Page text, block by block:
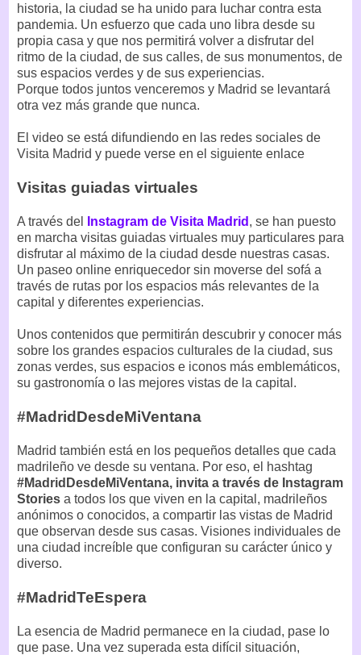
historia, la ciudad se ha unido para luchar contra esta
pandemia. Un esfuerzo que cada uno libra desde su
propia casa y que nos permitirá volver a disfrutar del
ritmo de la ciudad, de sus calles, de sus monumentos, de
sus espacios verdes y de sus experiencias.
Porque todos juntos venceremos y Madrid se levantará
otra vez más grande que nunca.
El video se está difundiendo en las redes sociales de
Visita Madrid y puede verse en el siguiente enlace
Visitas guiadas virtuales
A través del Instagram de Visita Madrid , se han puesto
en marcha visitas guiadas virtuales muy particulares para
disfrutar al máximo de la ciudad desde nuestras casas.
Un paseo online enriquecedor sin moverse del sofá a
través de rutas por los espacios más relevantes de la
capital y diferentes experiencias.
Unos contenidos que permitirán descubrir y conocer más
sobre los grandes espacios culturales de la ciudad, sus
zonas verdes, sus espacios e iconos más emblemáticos,
su gastronomía o las mejores vistas de la capital.
#MadridDesdeMiVentana
Madrid también está en los pequeños detalles que cada
madrileño ve desde su ventana. Por eso, el hashtag
#MadridDesdeMiVentana, invita a través de Instagram
Stories a todos los que viven en la capital, madrileños
anónimos o conocidos, a compartir las vistas de Madrid
que observan desde sus casas. Visiones individuales de
una ciudad increíble que configuran su carácter único y
diverso.
#MadridTeEspera
La esencia de Madrid permanece en la ciudad, pase lo
que pase. Una vez superada esta difícil situación,